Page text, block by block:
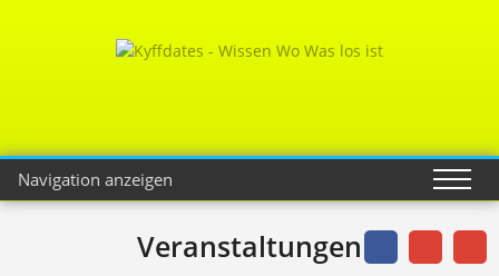
Navigation anzeigen
Veranstaltungen